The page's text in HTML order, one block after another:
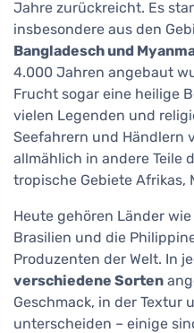
Jahre zurückreicht. Es
insbesondere aus den
Bangladesch und
4.000 Jahren angebaut
Frucht sogar eine heilige
vielen Legenden und
Seefahrern und Händlern
allmählich in andere Teile
tropische Gebiete Afrikas,
Heute gehören Länder
Brasilien und die
Produzenten der Welt. In
verschiedene Sorten
Geschmack, in der Textur
unterscheiden – einige